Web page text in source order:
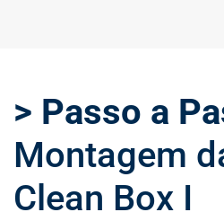
> Passo a
Montagem
Clean Box I